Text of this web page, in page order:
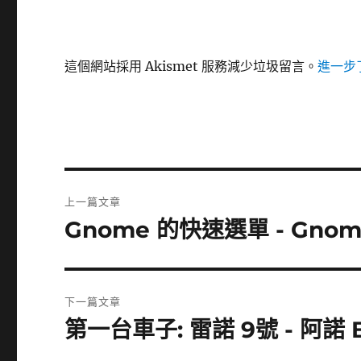
這個網站採用 Akismet 服務減少垃圾留言。進一步
章
上一篇文章
上
篇
文
章:
Gnome 的快速選單 -
下一篇文章
下
第一台車子: 雷諾 9號 - 阿諾